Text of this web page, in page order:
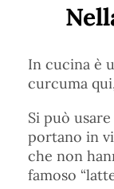
In cucina è
curcuma
Si può
portano in
che non
famoso